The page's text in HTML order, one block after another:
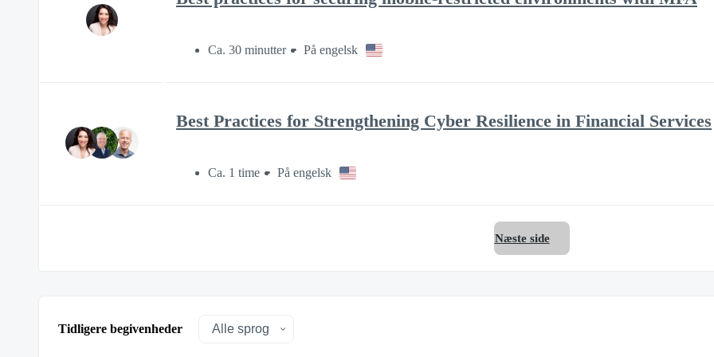
Ca. 30 minutter På engelsk
Best Practices for Strengthening Cyber Resilience in Financial Services
Ca. 1 time På engelsk
Næste side
Tidligere begivenheder